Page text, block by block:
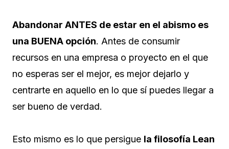
Abandonar ANTES de estar en el abismo es
una BUENA opción. Antes de consumir
recursos en una empresa o proyecto en el que
no esperas ser el mejor, es mejor dejarlo y
centrarte en aquello en lo que sí puedes llegar a
ser bueno de verdad.
Esto mismo es lo que persigue la filosofía Lean